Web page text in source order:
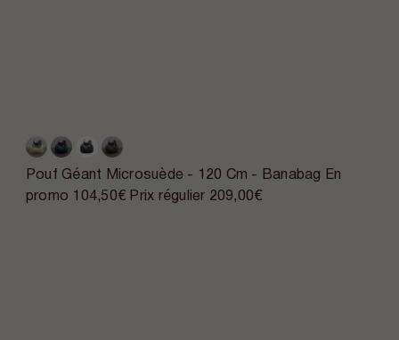
Pouf Géant Microsuède - 120 Cm - Banabag
En
promo
104,50€ Prix régulier 209,00€